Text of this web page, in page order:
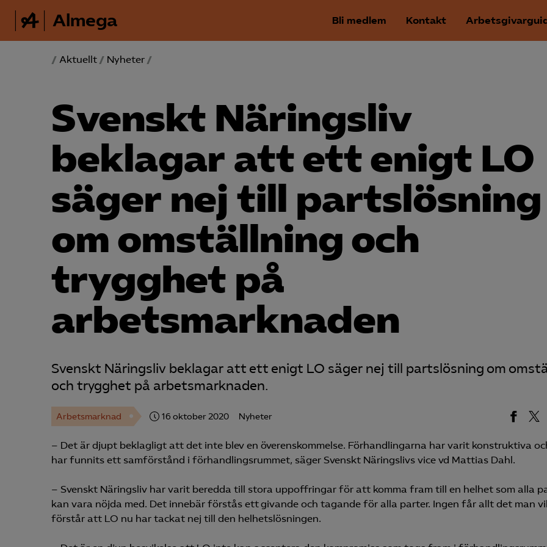
Almega Bli medlem Kontakt
/ Aktuellt / Nyheter /
Svenskt Näringsliv
beklagar att ett enigt LO
säger nej till partslösning
om omställning och
trygghet på
arbetsmarknaden
Svenskt Näringsliv beklagar att ett enigt LO säger nej till partslösning om
och trygghet på arbetsmarknaden.
Arbetsmarknad 16 oktober 2020 Nyheter
– Det är djupt beklagligt att det inte blev en överenskommelse. Förhandlingarna har varit konstruktiva
har funnits ett samförstånd i förhandlingsrummet, säger Svenskt Näringslivs vice vd Mattias Dahl.
– Svenskt Näringsliv har varit beredda till stora uppoffringar för att komma fram till en helhet som alla
kan vara nöjda med. Det innebär förstås ett givande och tagande för alla parter. Ingen får allt det man
förstår att LO nu har tackat nej till den helhetslösningen.